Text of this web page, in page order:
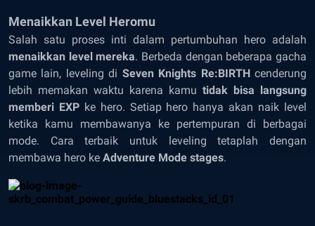
Menaikkan Level Heromu
Salah satu proses inti dalam pertumbuhan hero adalah
menaikkan level mereka. Berbeda dengan beberapa gacha
game lain, leveling di Seven Knights Re:BIRTHcenderung
lebih memakan waktu karena kamu tidak bisa langsung
memberi EXPke hero. Setiap hero hanya akan naik level
ketika kamu membawanya ke pertempuran di berbagai
mode. Cara terbaik untuk leveling tetaplah dengan
membawa hero ke Adventure Mode stages.